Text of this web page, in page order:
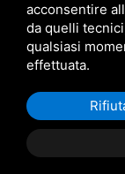
Codice fiscale:
Privacy•Sitemap
acconsentire
da quelli
qualsiasi
effettuata.